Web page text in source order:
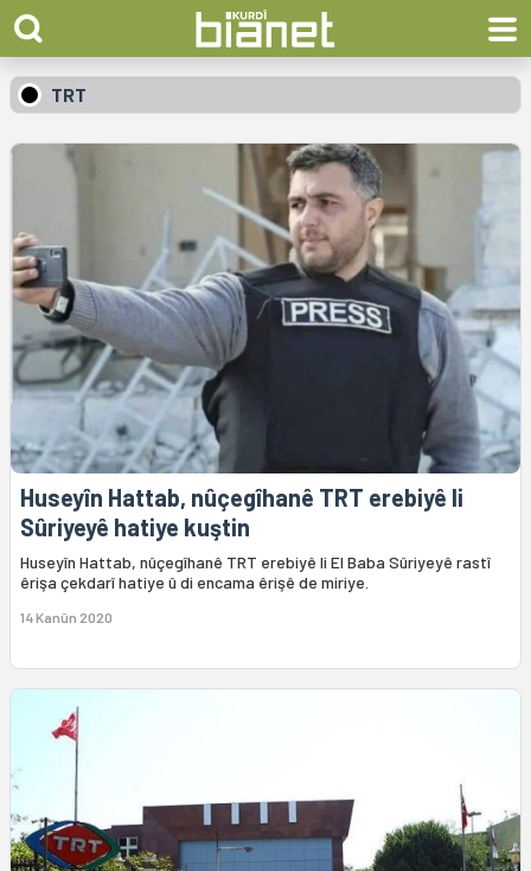
TRT
Huseyîn Hattab, nûçegîhanê TRT erebiyê li
Sûriyeyê hatiye kuştin
Huseyîn Hattab, nûçegîhanê TRT erebiyê li El Baba Sûriyeyê rastî
êrişa çekdarî hatiye û di encama êrişê de miriye.
14 Kanûn 2020